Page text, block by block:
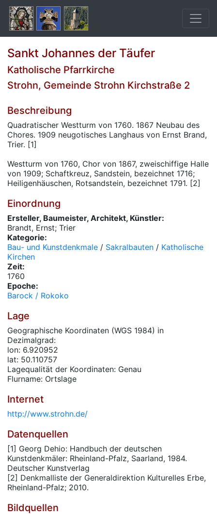
Sankt Johannes der Täufer
Katholische Pfarrkirche
Strohn, Gemeinde Strohn Kirchstraße 2
Beschreibung
Quadratischer Westturm von 1760. 1867 Neubau des
Chores. 1909 neugotisches Langhaus von Ernst Brand,
Trier. [1]
Westturm von 1760, Chor von 1867, zweischiffige Halle
von 1909; Schaftkreuz, Sandstein, bezeichnet 1716;
Heiligenhäuschen, Rotsandstein, bezeichnet 1791. [2]
Einordnung
Ersteller, Baumeister, Architekt, Künstler:
Brandt, Ernst; Trier
Kategorie:
Bau- und Kunstdenkmale / Sakralbauten / Katholische
Kirchen
Zeit:
1760
Epoche:
Barock / Rokoko
Lage
Geographische Koordinaten (WGS 1984) in
Dezimalgrad:
lon: 6.920952
lat: 50.110757
Lagequalität der Koordinaten: Genau
Flurname: Ortslage
Internet
http://www.strohn.de/
Datenquellen
[1] Georg Dehio: Handbuch der deutschen
Kunstdenkmäler: Rheinland-Pfalz, Saarland, 1984.
Deutscher Kunstverlag
[2] Denkmalliste der Generaldirektion Kulturelles Erbe,
Rheinland-Pfalz; 2010.
Bildquellen